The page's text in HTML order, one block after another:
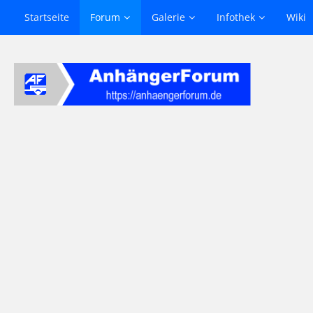
Startseite Forum Galerie Infothek Wiki